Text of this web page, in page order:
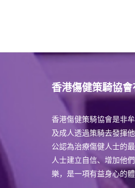
香港傷健策騎協會
香港傷健策騎協會是非
及成人透過策騎去發揮
公認為治療傷健人士的
人士建立自信、增加他
樂，是一項有益身心的體